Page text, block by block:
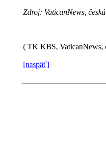
Zdroj: VaticanNews,
( TK KBS, VaticanNews,
[naspäť]